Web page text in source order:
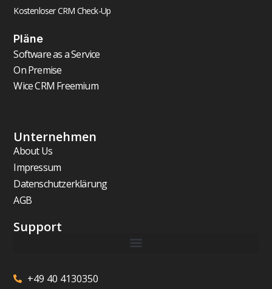
Kostenloser CRM Check-Up
Pläne
Software as a Service
On Premise
Wice CRM Freemium
Unternehmen
About Us
Impressum
Datenschutzerklärung
AGB
Support
+49 40 4130350